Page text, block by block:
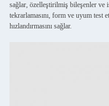
sağlar, özelleştirilmiş bileşenler ve
tekrarlamasını, form ve uyum test
hızlandırmasını sağlar.